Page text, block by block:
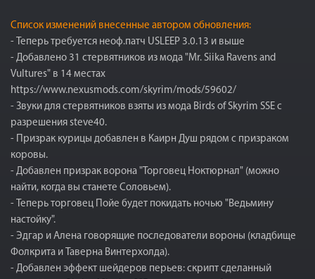
Список изменений внесенные автором обновления:
- Теперь требуется неоф.патч USLEEP 3.0.13 и выше
- Добавлено 31 стервятников из мода "Mr. Siika Ravens and
Vultures" в 14 местах
https://www.nexusmods.com/skyrim/mods/59602/
- Звуки для стервятников взяты из мода Birds of Skyrim SSE с
разрешения steve40.
- Призрак курицы добавлен в Каирн Душ рядом с призраком
коровы.
- Добавлен призрак ворона "Торговец Ноктюрнал" (можно
найти, когда вы станете Соловьем).
- Теперь торговец Пойе будет покидать ночью "Ведьмину
настойку".
- Эдгар и Алена говорящие последователи вороны (кладбище
Фолкрита и Таверна Винтерхолда).
- Добавлен эффект шейдеров перьев: скрипт сделанный